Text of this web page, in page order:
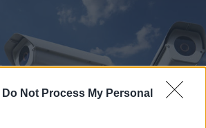
Do Not Process My Personal